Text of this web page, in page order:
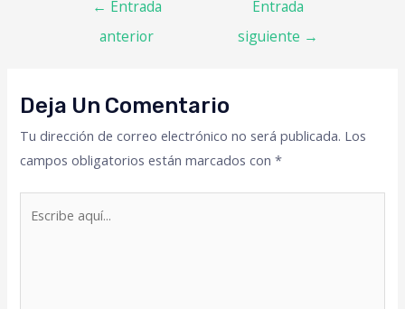
← Entrada
anterior
Entrada
siguiente →
Deja Un Comentario
Tu dirección de correo electrónico no será publicada. Los
campos obligatorios están marcados con*